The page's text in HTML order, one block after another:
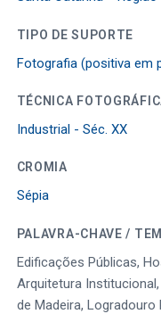
TIPO DE SUPORTE
Fotografia (positiva em
TÉCNICA
Industrial - Séc. XX
CROMIA
Sépia
PALAVRA-CHAVE /
Edificações Públicas,
Arquitetura
de Madeira, Logradouro